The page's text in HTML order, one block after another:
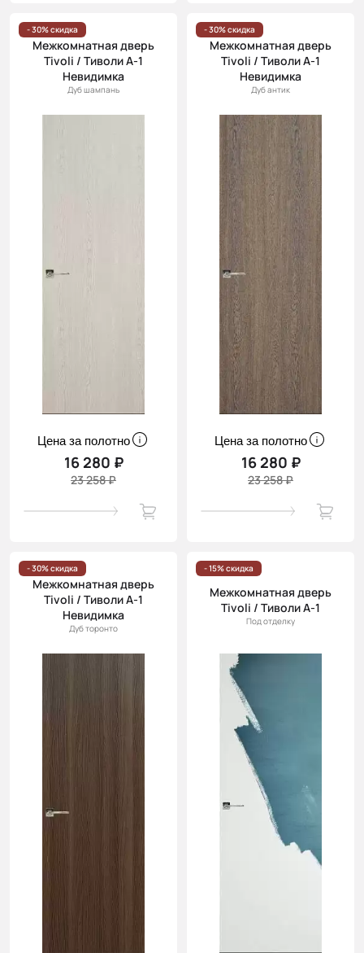
- 30% скидка
Межкомнатная дверь
Tivoli / Тиволи А-1
Невидимка
Дуб шампань
Цена за полотно
16 280 ₽
23 258 ₽
- 30% скидка
Межкомнатная дверь
Tivoli / Тиволи А-1
Невидимка
Дуб антик
Цена за полотно
16 280 ₽
23 258 ₽
- 30% скидка
Межкомнатная дверь
Tivoli / Тиволи А-1
Невидимка
Дуб торонто
- 15% скидка
Межкомнатная дверь
Tivoli / Тиволи А-1
Под отделку